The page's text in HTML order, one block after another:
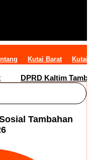
Kutai Barat Kutai
Kaltim Tambah
Tambahan